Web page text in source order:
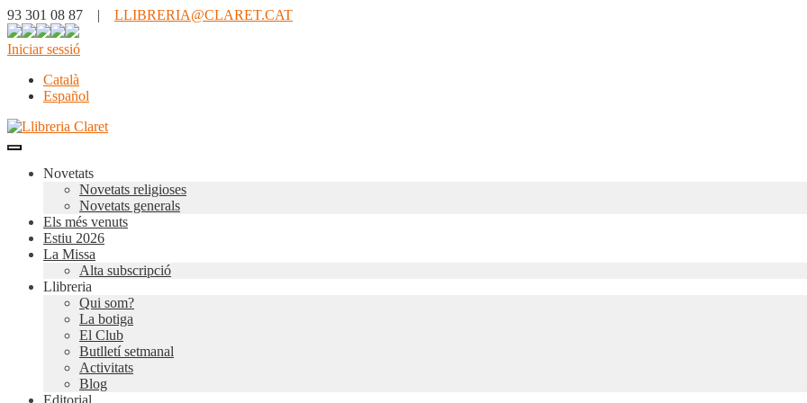
93 301 08 87 | LLIBRERIA@CLARET.CAT
Iniciar sessió
Català
Español
Novetats
Novetats religioses
Novetats generals
Els més venuts
Estiu 2026
La Missa
Alta subscripció
Llibreria
Qui som?
La botiga
El Club
Butlletí setmanal
Activitats
Blog
Editorial